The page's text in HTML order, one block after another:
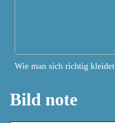
Wie man sich richtig kleidet
Bild note